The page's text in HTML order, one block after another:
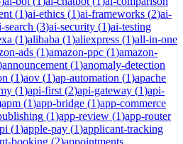
(1)ai-ethics (1)ai-frameworks (2)ai-
search (3)ai-security (1)ai-testing
(1)alibaba (1)aliexpress (1)all-in-one
ads (1)amazon-ppc (1)amazon-
announcement (1)anomaly-detection
(1)aov (1)ap-automation (1)apache
(1)api-first (2)api-gateway (1)api-
apm (1)app-bridge (1)app-commerce
(1)app-review (1)app-router
(1)apple-pay (1)applicant-tracking
booking (2)appointments